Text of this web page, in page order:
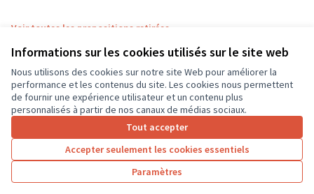
Informations sur les cookies utilisés sur le site web
Nous utilisons des cookies sur notre site Web pour améliorer la
performance et les contenus du site. Les cookies nous permettent
de fournir une expérience utilisateur et un contenu plus
personnalisés à partir de nos canaux de médias sociaux.
Tout accepter
Accepter seulement les cookies essentiels
Paramètres
Voir toutes les propositions retirées
Conditions d'utilisation
Paramètres des cookies
CD37 sur X
(Lien externe)
CD37 sur Facebook
CD37 sur Instagram
CD37 sur YouTube
(Lien externe)
Site réalisé grâce aulogiciel libre Decidim .
Licence
(Lien